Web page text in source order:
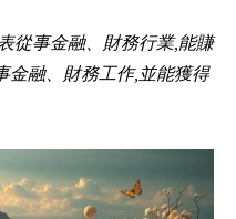
從事金融、財務行業,能賺
金融、財務工作,並能獲得